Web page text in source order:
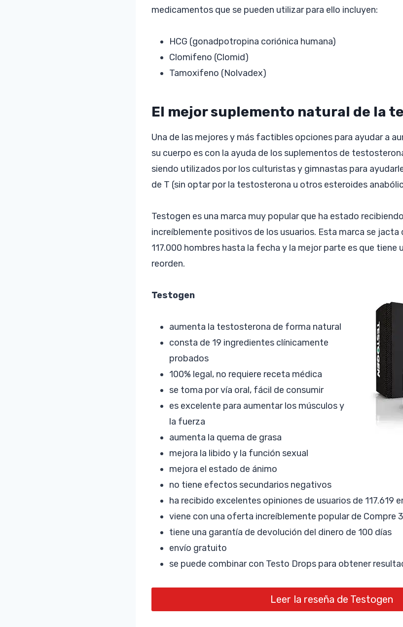
medicamentos que se pueden utilizar para ello incluyen:
HCG (gonadpotropina coriónica humana)
Clomifeno (Clomid)
Tamoxifeno (Nolvadex)
El mejor suplemento natural de la
Una de las mejores y más factibles opciones para ayudar a
su cuerpo es con la ayuda de los suplementos de
siendo utilizados por los culturistas y gimnastas para
de T (sin optar por la testosterona u otros esteroides
Testogen es una marca muy popular que ha estado
increíblemente positivos de los usuarios. Esta marca se jacta
117.000 hombres hasta la fecha y la mejor parte es que tiene
reorden.
Testogen
aumenta la testosterona de forma natural
consta de 19 ingredientes clínicamente
probados
100% legal, no requiere receta médica
se toma por vía oral, fácil de consumir
es excelente para aumentar los músculos y
la fuerza
aumenta la quema de grasa
mejora la libido y la función sexual
mejora el estado de ánimo
no tiene efectos secundarios negativos
ha recibido excelentes opiniones de usuarios de 117.619
viene con una oferta increíblemente popular de Compre
tiene una garantía de devolución del dinero de 100 días
envío gratuito
se puede combinar con Testo Drops para obtener
Leer la reseña de Testogen